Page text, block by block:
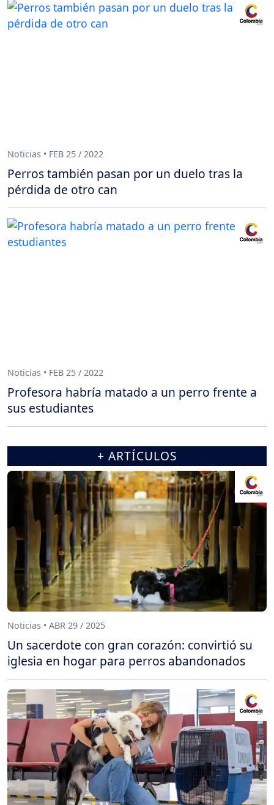
Noticias • FEB 25 / 2022
Perros también pasan por un duelo tras la
pérdida de otro can
Noticias • FEB 25 / 2022
Profesora habría matado a un perro frente a
sus estudiantes
+ ARTÍCULOS
Noticias • ABR 29 / 2025
Un sacerdote con gran corazón: convirtió su
iglesia en hogar para perros abandonados